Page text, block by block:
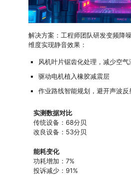
解决方案：工程师团队研发变频降
维度实现静音效果：
风机叶片锯齿化处理，减少空气
驱动电机植入橡胶减震层
作业路线智能规划，避开声波反
实测数据对比
传统设备：68分贝
改良设备：53分贝
能耗变化
功耗增加：7%
投诉减少：91%